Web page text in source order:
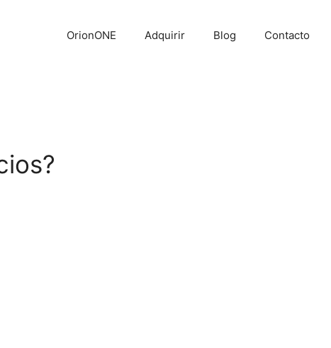
OrionONE Adquirir Blog Contacto